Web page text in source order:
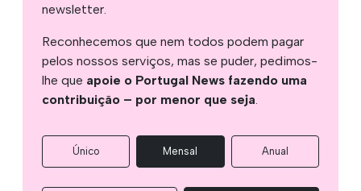
newsletter.
Reconhecemos que nem todos podem pagar
pelos nossos serviços, mas se puder, pedimos-
lhe que apoie o Portugal News fazendo uma
contribuição – por menor que seja.
Único Mensal Anual